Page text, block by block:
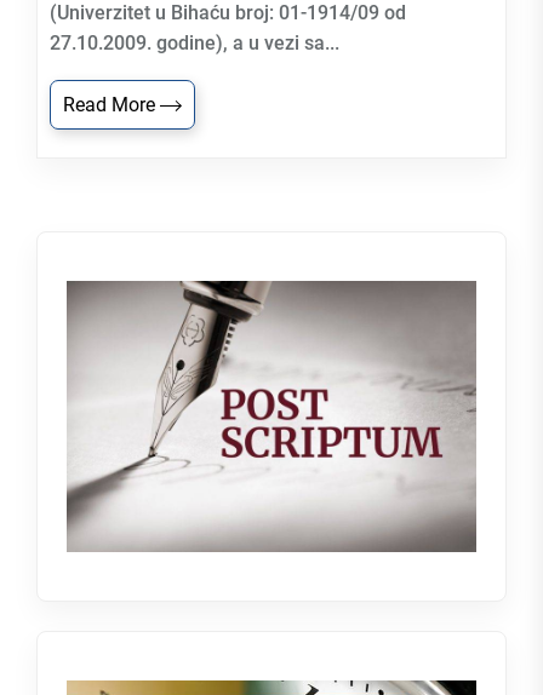
(Univerzitet u Bihaću broj: 01-1914/09 od
27.10.2009. godine), a u vezi sa...
Read More